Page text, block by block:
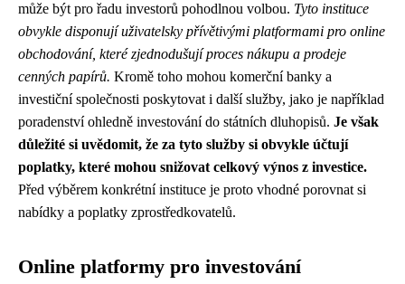
může být pro řadu investorů pohodlnou volbou. Tyto instituce
obvykle disponují uživatelsky přívětivými platformami pro online
obchodování, které zjednodušují proces nákupu a prodeje
cenných papírů. Kromě toho mohou komerční banky a
investiční společnosti poskytovat i další služby, jako je například
poradenství ohledně investování do státních dluhopisů. Je však
důležité si uvědomit, že za tyto služby si obvykle účtují
poplatky, které mohou snižovat celkový výnos z investice.
Před výběrem konkrétní instituce je proto vhodné porovnat si
nabídky a poplatky zprostředkovatelů.
Online platformy pro investování